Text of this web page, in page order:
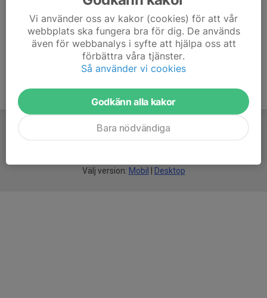
Välj version: Mobil Desktop
Vi använder oss av kakor (cookies) för att vår
webbplats ska fungera bra för dig. De används
även för webbanalys i syfte att hjälpa oss att
förbättra våra tjänster.
Så använder vi cookies
Godkänn alla kakor
Bara nödvändiga